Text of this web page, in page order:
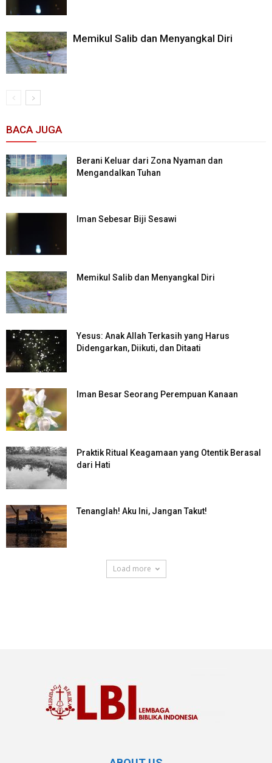
Memikul Salib dan Menyangkal Diri
BACA JUGA
Berani Keluar dari Zona Nyaman dan
Mengandalkan Tuhan
Iman Sebesar Biji Sesawi
Memikul Salib dan Menyangkal Diri
Yesus: Anak Allah Terkasih yang Harus
Didengarkan, Diikuti, dan Ditaati
Iman Besar Seorang Perempuan Kanaan
Praktik Ritual Keagamaan yang Otentik Berasal
dari Hati
Tenanglah! Aku Ini, Jangan Takut!
Load more